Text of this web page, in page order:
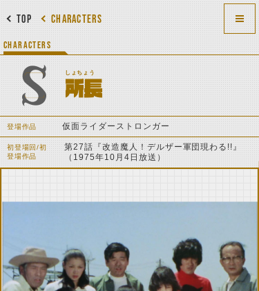
CHARACTERS
TOP
CHARACTERS
しょちょう
所長
登場作品 仮面ライダーストロンガー
初登場回/初
登場作品
第27話『改造魔人！デルザー軍団現わる!!』
（1975年10月4日放送）